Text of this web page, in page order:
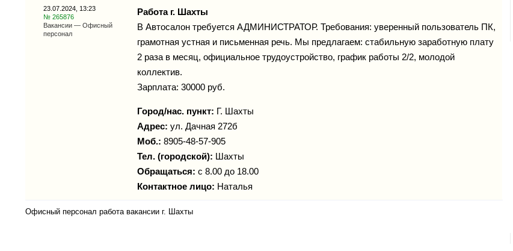
23.07.2024, 13:23
№ 265876
Вакансии — Офисный
персонал
Работа г. Шахты
В Автосалон требуется АДМИНИСТРАТОР. Требования: уверенный пользователь ПК,
грамотная устная и письменная речь. Мы предлагаем: стабильную заработную плату
2 раза в месяц, официальное трудоустройство, график работы 2/2, молодой
коллектив.
Зарплата: 30000 руб.
Город/нас. пункт: Г. Шахты
Адрес: ул. Дачная 272б
Моб.: 8905-48-57-905
Тел. (городской): Шахты
Обращаться: с 8.00 до 18.00
Контактное лицо: Наталья
Офисный персонал работа вакансии г. Шахты